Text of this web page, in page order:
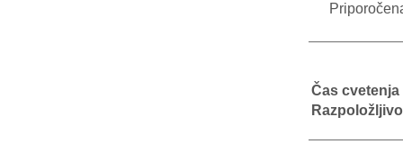
Čas cvetenja